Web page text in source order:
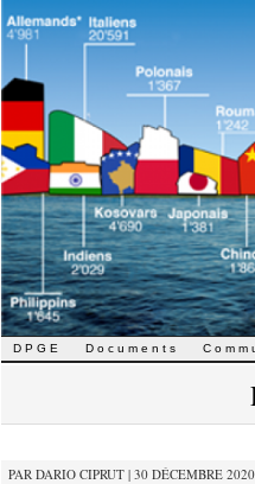
Aller
au
DPGE Documents
PAR DARIO CIPRUT | 30 DÉCEMBRE